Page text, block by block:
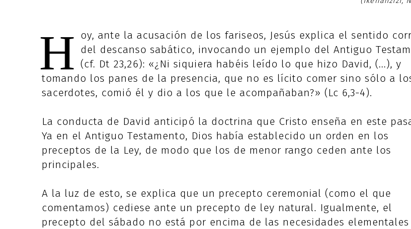
H oy, ante la acusación de los fariseos, Jesús explica el sentido
del descanso sabático, invocando un ejemplo del Antiguo
(cf. Dt 23,26): «¿Ni siquiera habéis leído lo que hizo David, (...), y
tomando los panes de la presencia, que no es lícito comer sino sólo a
sacerdotes, comió él y dio a los que le acompañaban?» (Lc 6,3-4).
La conducta de David anticipó la doctrina que Cristo enseña en este
Ya en el Antiguo Testamento, Dios había establecido un orden en los
preceptos de la Ley, de modo que los de menor rango ceden ante los
principales.
A la luz de esto, se explica que un precepto ceremonial (como el que
comentamos) cediese ante un precepto de ley natural. Igualmente, el
precepto del sábado no está por encima de las necesidades elementales